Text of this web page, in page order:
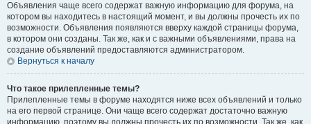
Объявления чаще всего содержат важную информацию для форума, на
котором вы находитесь в настоящий момент, и вы должны прочесть их по
возможности. Объявления появляются вверху каждой страницы форума,
в котором они созданы. Так же, как и с важными объявлениями, права на
создание объявлений предоставляются администратором.
Вернуться к началу
Что такое прилепленные темы?
Прилепленные темы в форуме находятся ниже всех объявлений и только
на его первой странице. Они чаще всего содержат достаточно важную
информацию, поэтому вы должны прочесть их по возможности. Так же, как